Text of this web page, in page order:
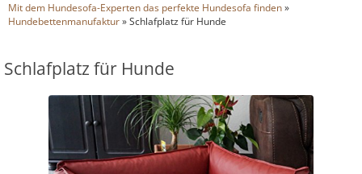
Mit dem Hundesofa-Experten das perfekte Hundesofa finden»
Hundebettenmanufaktur» Schlafplatz für Hunde
Schlafplatz für Hunde